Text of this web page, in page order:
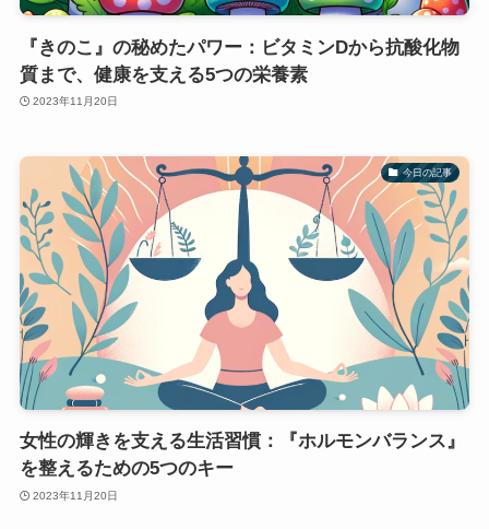
『きのこ』の秘めたパワー：ビタミンDから抗酸化物
質まで、健康を支える5つの栄養素
2023年11月20日
今日の記事
女性の輝きを支える生活習慣：『ホルモンバランス』
を整えるための5つのキー
2023年11月20日